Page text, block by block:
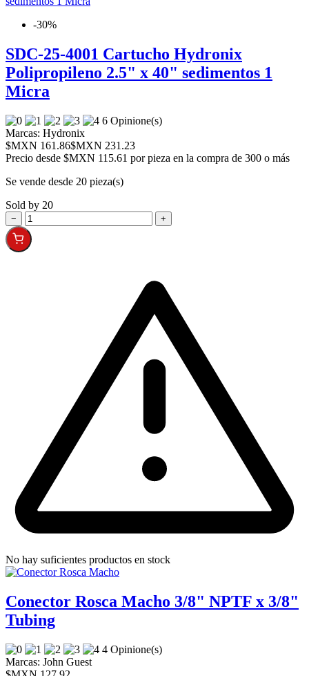
-30%
SDC-25-4001 Cartucho Hydronix
Polipropileno 2.5" x 40" sedimentos 1
Micra
6 Opinione(s)
Marcas: Hydronix
$MXN 161.86$MXN 231.23
Precio desde $MXN 115.61 por pieza en la compra de 300 o más
Se vende desde 20 pieza(s)
Sold by 20
− +
No hay suficientes productos en stock
Conector Rosca Macho 3/8" NPTF x 3/8"
Tubing
4 Opinione(s)
Marcas: John Guest